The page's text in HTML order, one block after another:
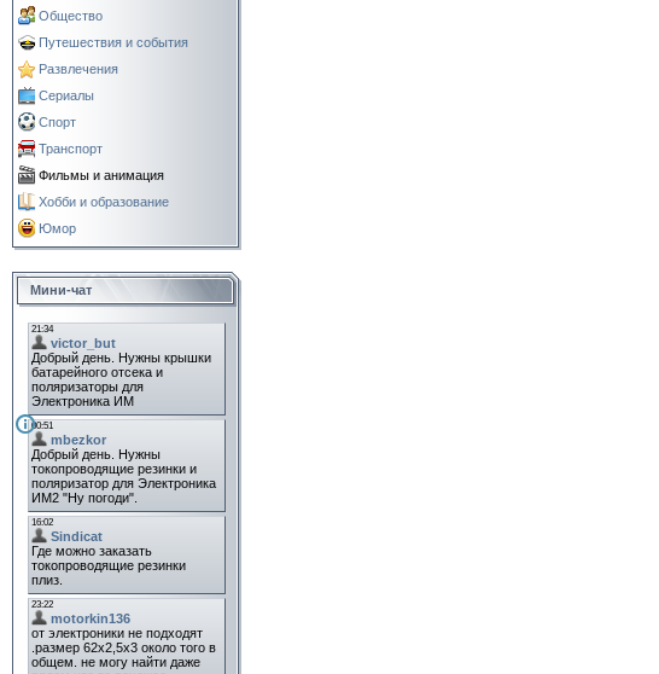
Общество
Путешествия и события
Развлечения
Сериалы
Спорт
Транспорт
Фильмы и анимация
Хобби и образование
Юмор
Мини-чат